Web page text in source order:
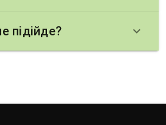
підійде? keyboard_arrow_down